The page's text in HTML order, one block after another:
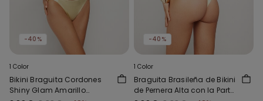
-40%
1 Color
Bikini Braguita Cordones
Shiny Glam Amarillo
-40%
1 Color
Braguita Brasileña de Bikini
de Pernera Alta con la Parte